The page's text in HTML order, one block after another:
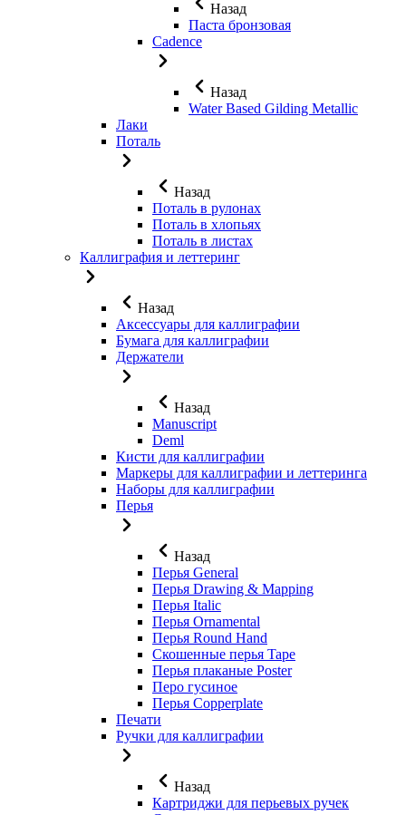
Назад
Паста бронзовая
Cadence
Назад
Water Based Gilding Metallic
Лаки
Поталь
Назад
Поталь в рулонах
Поталь в хлопьях
Поталь в листах
Каллиграфия и леттеринг
Назад
Аксессуары для каллиграфии
Бумага для каллиграфии
Держатели
Назад
Manuscript
Deml
Кисти для каллиграфии
Маркеры для каллиграфии и леттеринга
Наборы для каллиграфии
Перья
Назад
Перья General
Перья Drawing & Mapping
Перья Italic
Перья Ornamental
Перья Round Hand
Скошенные перья Tape
Перья плаканые Poster
Перо гусиное
Перья Copperplate
Печати
Ручки для каллиграфии
Назад
Картриджи для перьевых ручек